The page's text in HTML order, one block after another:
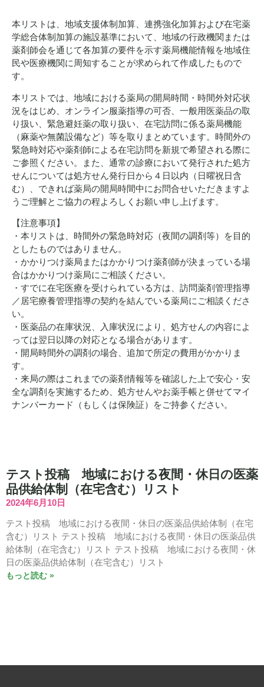
本リストは、地域支援体制加算、連携強化加算および在宅薬
学総合体制加算の施設基準において、地域の行政機関または
薬剤師会を通じて各加算の要件を示す薬局機能情報を地域住
民や医療機関に周知することが求められて作成したもので
す。
本リストでは、地域における薬局の開局時間・時間外対応状
況をはじめ、オンライン服薬指導の可否、一般用医薬品の取
り扱い、緊急避妊薬の取り扱い、在宅訪問に係る薬局機能
（麻薬や無菌設備など）等を取りまとめています。時間外の
緊急時対応や薬剤師による在宅訪問を新規で希望される際に
ご参照ください。また、通常の診療において発行された処方
せんについては処方せん発行日から４日以内（日曜祝日含
む）、できれば薬局の開局時間中にお問合せいただきますよ
うご理解とご協力の程よろしくお願い申し上げます。
【注意事項】
・本リストは、時間外の緊急時対応（夜間の調剤等）を目的
としたものではありません。
・かかりつけ薬局またはかかりつけ薬剤師が決まっている場
合はかかりつけ薬局にご相談ください。
・すでに在宅医療を受けられている方は、訪問薬剤管理指導
／居宅療養管理指導の契約を結んでいる薬局にご相談くださ
い。
・医薬品の在庫状況、入庫状況により、処方せんの内容によ
っては翌日以降の対応となる場合があります。
・開局時間外の調剤の場合、追加で所定の費用がかかりま
す。
・来局の際はこれまでの薬剤情報等を確認した上で安心・安
全な調剤を実施するため、処方せんやお薬手帳と併せてマイ
ナンバーカード（もしくは保険証）をご持参ください。
テスト投稿 地域における夜間・休日の医薬
品供給体制（在宅含む）リスト
2024年6月10日
テスト投稿 地域における夜間・休日の医薬品供給体制（在宅
含む）リスト テスト投稿 地域における夜間・休日の医薬品供
給体制（在宅含む）リスト テスト投稿 地域における夜間・休
日の医薬品供給体制（在宅含む）リスト
もっと読む »